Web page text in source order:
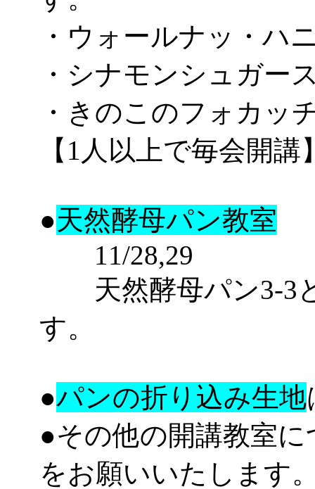
・ウォールナッ・ハ
・シナモンシュガー
・きのこのフォカッ
【1人以上で毎会開講
●天然酵母パン教室
11/28,29
天然酵母パン3-3と
す。
●パンの折り込み生地
●その他の開講教室
をお願いいたします